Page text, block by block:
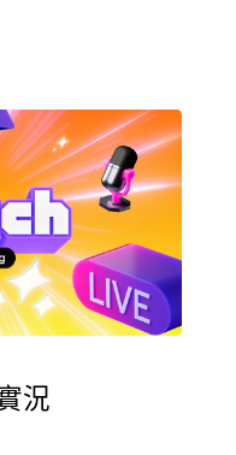
況
佈 - Oct 14, 2025